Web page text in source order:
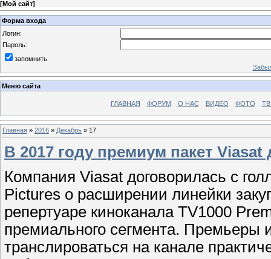
[Мой сайт]
Форма входа
Логин:
Пароль:
запомнить
Меню сайта
ГЛАВНАЯ ФОРУМ О НАС ВИДЕО ФОТО ТВ
Главная » 2016 » Декабрь » 17
В 2017 году премиум пакет
Компания Viasat договорилась с
Pictures о расширении линейки
репертуаре киноканала TV1000
премиального сегмента. Премьеры
транслироваться на канале